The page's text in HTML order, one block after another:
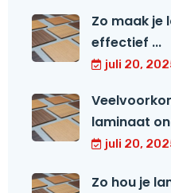
Zo maak je
effectief ...
juli 20,
laminaat
juli 20,
Zo hou je